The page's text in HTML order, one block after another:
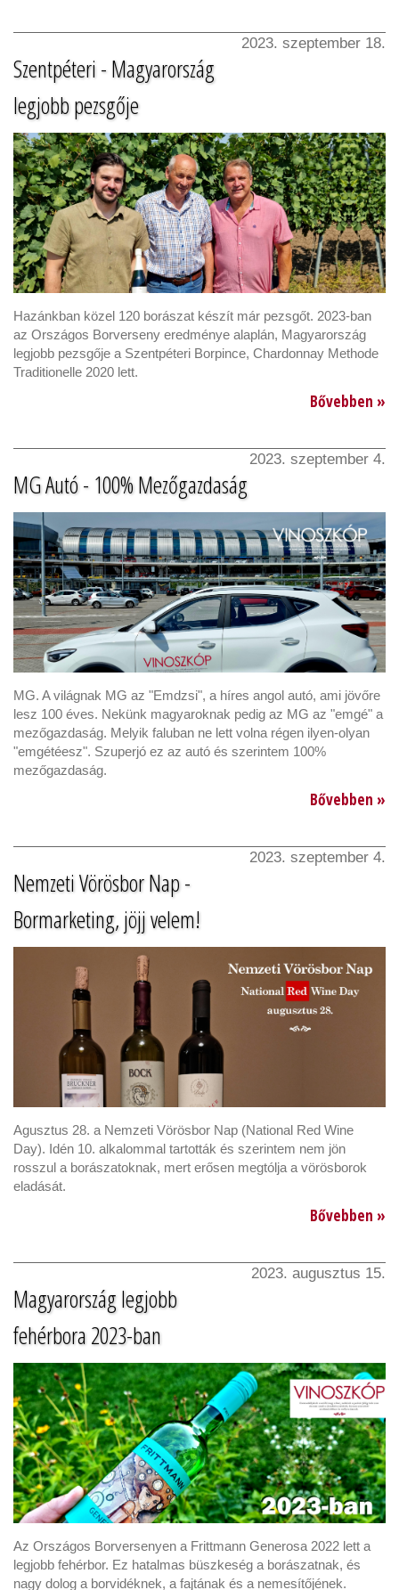
2023. szeptember 18.
Szentpéteri - Magyarország
legjobb pezsgője
Hazánkban közel 120 borászat készít már pezsgőt. 2023-ban
az Országos Borverseny eredménye alaplán, Magyarország
legjobb pezsgője a Szentpéteri Borpince, Chardonnay Methode
Traditionelle 2020 lett.
Bővebben »
2023. szeptember 4.
MG Autó - 100% Mezőgazdaság
MG. A világnak MG az "Emdzsi", a híres angol autó, ami jövőre
lesz 100 éves. Nekünk magyaroknak pedig az MG az "emgé" a
mezőgazdaság. Melyik faluban ne lett volna régen ilyen-olyan
"emgétéesz". Szuperjó ez az autó és szerintem 100%
mezőgazdaság.
Bővebben »
2023. szeptember 4.
Nemzeti Vörösbor Nap -
Bormarketing, jöjj velem!
Agusztus 28. a Nemzeti Vörösbor Nap (National Red Wine
Day). Idén 10. alkalommal tartották és szerintem nem jön
rosszul a borászatoknak, mert erősen megtólja a vörösborok
eladását.
Bővebben »
2023. augusztus 15.
Magyarország legjobb
fehérbora 2023-ban
Az Országos Borversenyen a Frittmann Generosa 2022 lett a
legjobb fehérbor. Ez hatalmas büszkeség a borászatnak, és
nagy dolog a borvidéknek, a fajtának és a nemesítőjének.